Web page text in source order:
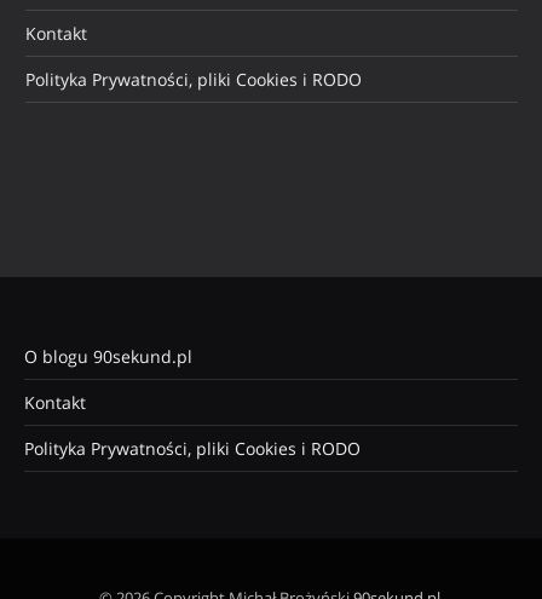
Kontakt
Polityka Prywatności, pliki Cookies i RODO
O blogu 90sekund.pl
Kontakt
Polityka Prywatności, pliki Cookies i RODO